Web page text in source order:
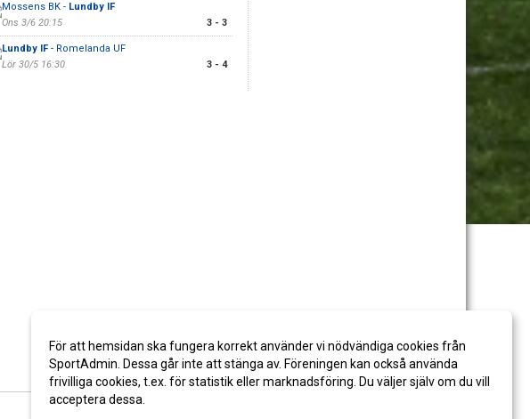
Mossens BK - Lundby IF
Ons 3/6 20:15
3 - 3
Lundby IF- Romelanda UF
Lör 30/5 16:30
3 - 4
För att hemsidan ska fungera korrekt använder vi nödvändiga cookies från
SportAdmin. Dessa går inte att stänga av. Föreningen kan också använda
frivilliga cookies, t.ex. för statistik eller marknadsföring. Du väljer själv om du vill
acceptera dessa.